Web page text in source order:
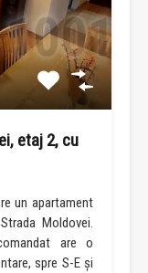
etaj 2, cu
un apartament
Moldovei.
are o
spre S-E și